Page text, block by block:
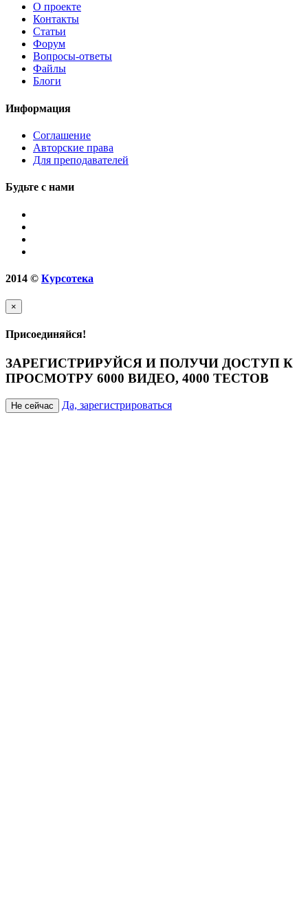
О проекте
Контакты
Статьи
Форум
Вопросы-ответы
Файлы
Блоги
Информация
Соглашение
Авторские права
Для преподавателей
Будьте с нами
2014 © Курсотека
×
Присоединяйся!
ЗАРЕГИСТРИРУЙСЯ И ПОЛУЧИ ДОСТУП К
ПРОСМОТРУ 6000 ВИДЕО, 4000 ТЕСТОВ
Не сейчас Да, зарегистрироваться